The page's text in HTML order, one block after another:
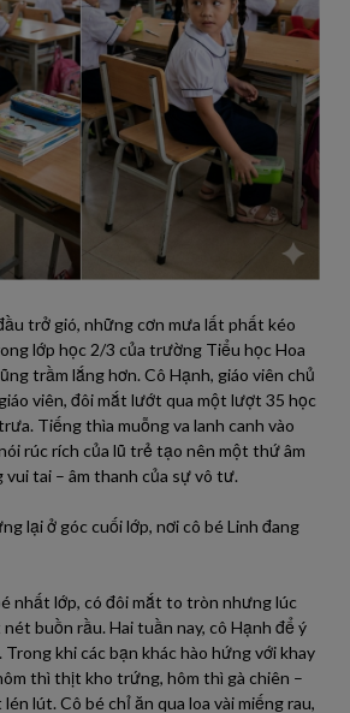
trở gió, những cơn mưa lất phất kéo
lớp học 2/3 của trường Tiểu học Hoa
trầm lắng hơn. Cô Hạnh, giáo viên chủ
viên, đôi mắt lướt qua một lượt 35 học
Tiếng thìa muỗng va lanh canh vào
rúc rích của lũ trẻ tạo nên một thứ âm
tai – âm thanh của sự vô tư.
lại ở góc cuối lớp, nơi cô bé Linh đang
nhất lớp, có đôi mắt to tròn nhưng lúc
buồn rầu. Hai tuần nay, cô Hạnh để ý
khi các bạn khác hào hứng với khay
thì thịt kho trứng, hôm thì gà chiên –
lút. Cô bé chỉ ăn qua loa vài miếng rau,